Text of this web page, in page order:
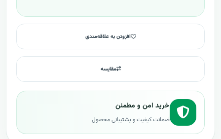
افزودن به علاقه‌مندی
مقایسه
خرید امن و مطمئن
ضمانت کیفیت و پشتیبانی محصول